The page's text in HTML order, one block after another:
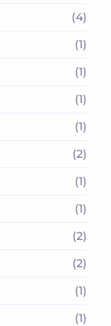
(4)
(1)
(1)
(1)
(1)
(2)
(1)
(1)
(2)
(2)
(1)
(1)